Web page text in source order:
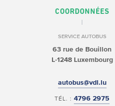
COORDONNÉES
SERVICE AUTOBUS
63 rue de Bouillon
L-1248 Luxembourg
autobus@vdl.lu
TÉL. :4796 2975